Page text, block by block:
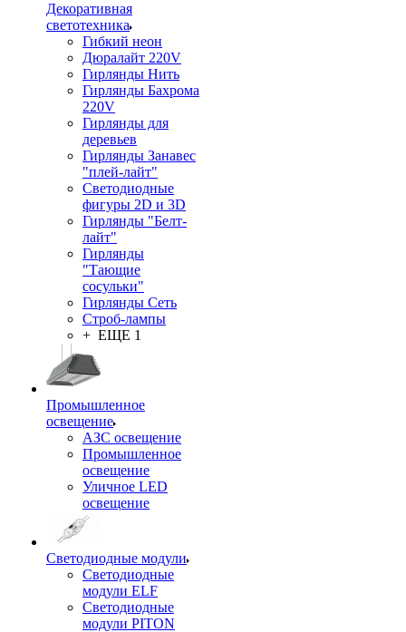
Декоративная
светотехника
Гибкий неон
Дюралайт 220V
Гирлянды Нить
Гирлянды Бахрома
220V
Гирлянды для
деревьев
Гирлянды Занавес
"плей-лайт"
Светодиодные
фигуры 2D и 3D
Гирлянды "Белт-
лайт"
Гирлянды
"Тающие
сосульки"
Гирлянды Сеть
Строб-лампы
+ ЕЩЕ 1
Промышленное
освещение
АЗС освещение
Промышленное
освещение
Уличное LED
освещение
Светодиодные модули
Светодиодные
модули ELF
Светодиодные
модули PITON